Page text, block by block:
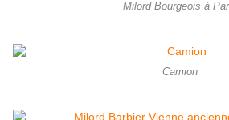
Milord Bourgeois à
Camion